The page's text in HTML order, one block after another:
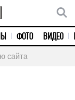
ФОТО ВИДЕО
сайта